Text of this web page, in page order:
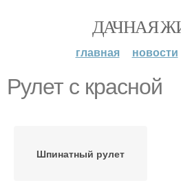
ДАЧНАЯ
главная новости
Рулет с красной
Шпинатный рулет